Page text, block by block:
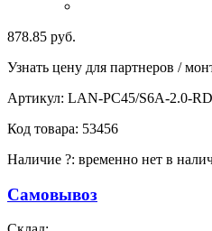
878.85 руб.
Узнать цену для партнеров /
Артикул: LAN-PC45/S6A-2.0-RD
Код товара: 53456
Наличие ?: временно нет в
Самовывоз